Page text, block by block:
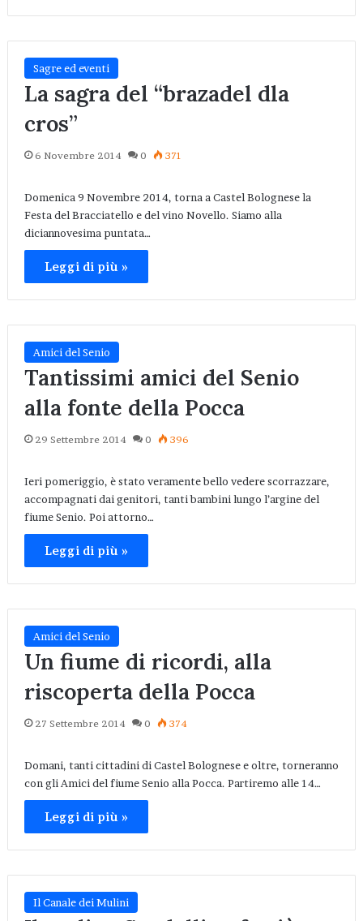
Sagre ed eventi
La sagra del “brazadel dla
cros”
6 Novembre 2014 0 371
Domenica 9 Novembre 2014, torna a Castel Bolognese la
Festa del Bracciatello e del vino Novello. Siamo alla
diciannovesima puntata…
Leggi di più »
Amici del Senio
Tantissimi amici del Senio
alla fonte della Pocca
29 Settembre 2014 0 396
Ieri pomeriggio, è stato veramente bello vedere scorrazzare,
accompagnati dai genitori, tanti bambini lungo l’argine del
fiume Senio. Poi attorno…
Leggi di più »
Amici del Senio
Un fiume di ricordi, alla
riscoperta della Pocca
27 Settembre 2014 0 374
Domani, tanti cittadini di Castel Bolognese e oltre, torneranno
con gli Amici del fiume Senio alla Pocca. Partiremo alle 14…
Leggi di più »
Il Canale dei Mulini